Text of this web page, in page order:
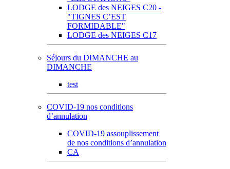
LODGE des NEIGES C20 -
"TIGNES C’EST
FORMIDABLE"
LODGE des NEIGES C17
Séjours du DIMANCHE au
DIMANCHE
test
COVID-19 nos conditions
d’annulation
COVID-19 assouplissement
de nos conditions d’annulation
CA